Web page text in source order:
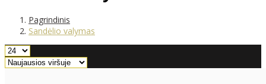
Pagrindinis
Sandėlio valymas